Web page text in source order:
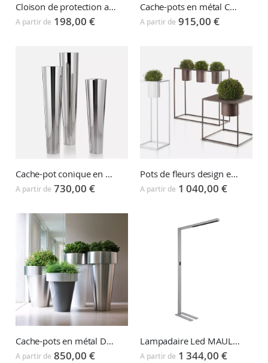
Cloison de protection auto-portante ou à pincer PREVENTIVE SCREEN
A partir de 198,00 €
Cache-pots en métal COHIBA
A partir de 915,00 €
Cache-pot conique en métal NARNYA
A partir de 730,00 €
Pots de fleurs design en métal RIVIERA
A partir de 1 040,00 €
Cache-pots en métal DELTA & OMEGA
A partir de 850,00 €
Lampadaire Led MAULSIRIUS
A partir de 1 344,00 €